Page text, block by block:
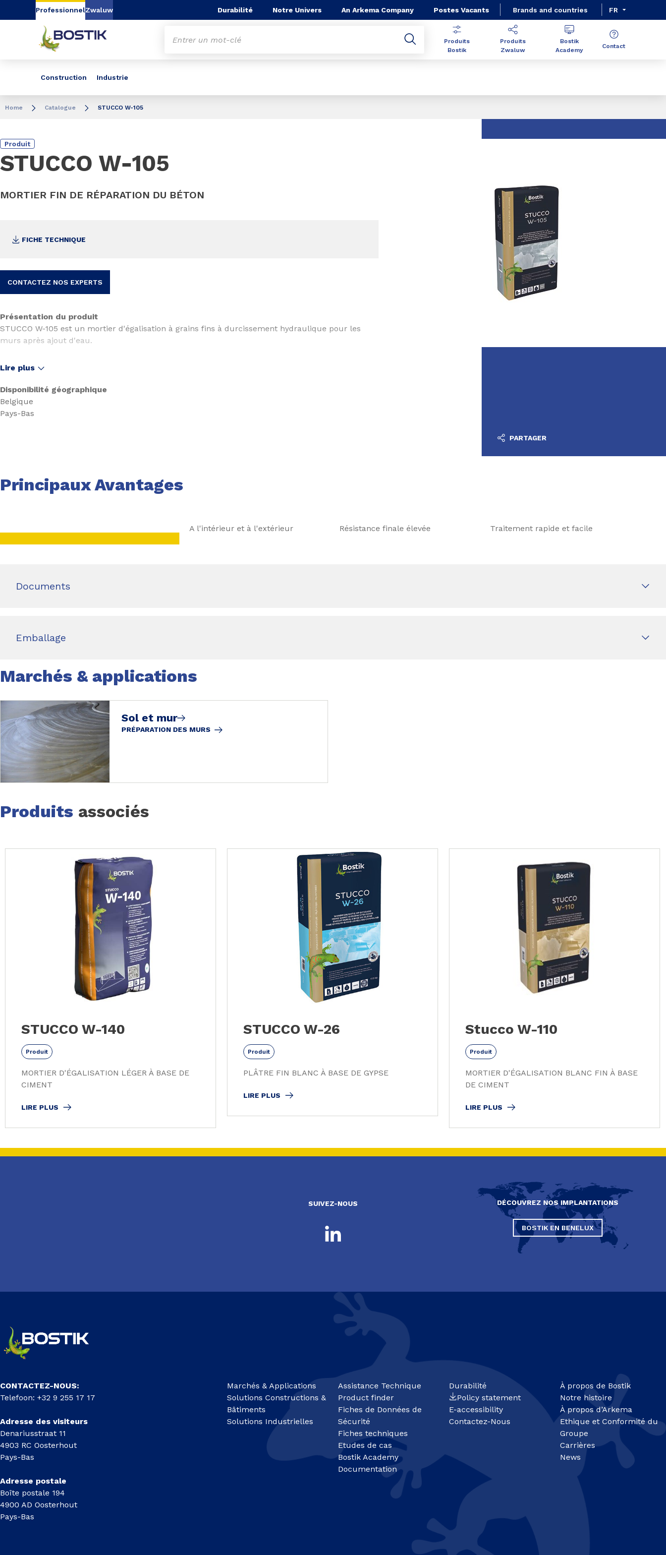
Aller au contenu Aller au menu Aller à la recherche
ProfessionnelZwaluw Durabilité Notre Univers An Arkema Company Postes Vacants Brands and countries FR
Construction Industrie
Produits
Bostik
Produits
Zwaluw
Bostik
Academy
Contact
Home Catalogue STUCCO W-105
Produit
STUCCO W-105
MORTIER FIN DE RÉPARATION DU BÉTON
FICHE TECHNIQUE
CONTACTEZ NOS EXPERTS
Présentation du produit
STUCCO W-105 est un mortier d'égalisation à grains fins à durcissement hydraulique pour les
murs après ajout d'eau.
Lire plus
Disponibilité géographique
Belgique
Pays-Bas
PARTAGER
Principaux Avantages
A l'intérieur et à l'extérieur Résistance finale élevée Traitement rapide et facile
Documents
Emballage
Marchés & applications
Sol et mur
PRÉPARATION DES MURS
Produits associés
STUCCO W-140
Produit
MORTIER D'ÉGALISATION LÉGER À BASE DE
CIMENT
LIRE PLUS
STUCCO W-26
Produit
PLÂTRE FIN BLANC À BASE DE GYPSE
LIRE PLUS
Stucco W-110
Produit
MORTIER D'ÉGALISATION BLANC FIN À BASE
DE CIMENT
LIRE PLUS
SUIVEZ-NOUS DÉCOUVREZ NOS IMPLANTATIONS
BOSTIK EN BENELUX
CONTACTEZ-NOUS:
Telefoon: +32 9 255 17 17
Adresse des visiteurs
Denariusstraat 11
4903 RC Oosterhout
Pays-Bas
Adresse postale
Boîte postale 194
4900 AD Oosterhout
Pays-Bas
Marchés & Applications
Solutions Constructions &
Bâtiments
Solutions Industrielles
Assistance Technique
Product finder
Fiches de Données de
Sécurité
Fiches techniques
Etudes de cas
Bostik Academy
Documentation
Durabilité
Policy statement
E-accessibility
Contactez-Nous
À propos de Bostik
Notre histoire
À propos d’Arkema
Ethique et Conformité du
Groupe
Carrières
News